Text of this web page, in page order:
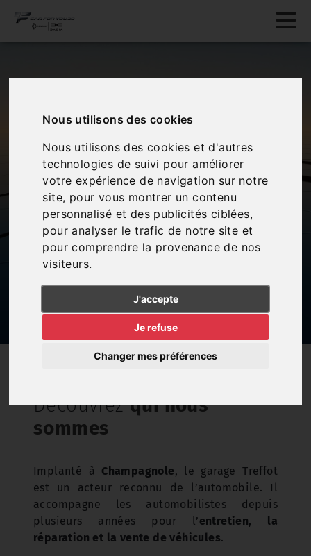
Nous utilisons des cookies
Nous utilisons des cookies et d'autres
technologies de suivi pour améliorer
votre expérience de navigation sur notre
site, pour vous montrer un contenu
personnalisé et des publicités ciblées,
pour analyser le trafic de notre site et
pour comprendre la provenance de nos
visiteurs.
J'accepte
Je refuse
Changer mes préférences
Garage Treffot membre du
Vente et réparation de véhicules
de marques Ford
L'équipe du Garage Treffot à Champagnole vous
propose de nombreux véhicules neufs et d'occasion !
Votre voiture doit passer à l'atelier ? Nos techniciens
vous offrent des services carrosserie et mécanique de
qualité.
Découvrezqui nous
sommes
Implanté à Champagnole, le garage Treffot
est un acteur reconnu de l’automobile. Il
accompagne les automobilistes depuis
plusieurs années pour l’entretien, la
réparation et la vente de véhicules.